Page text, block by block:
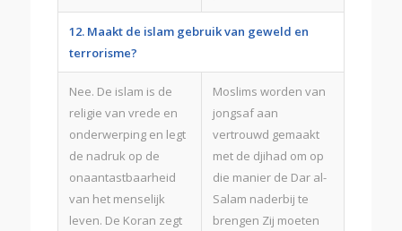
12. Maakt de islam gebruik van geweld en
terrorisme?
Nee. De islam is de
religie van vrede en
onderwerping en legt
de nadruk op de
onaantastbaarheid
van het menselijk
leven. De Koran zegt
Moslims worden van
jongsaf aan
vertrouwd gemaakt
met de djihad om op
die manier de Dar al-
Salam naderbij te
brengen Zij moeten